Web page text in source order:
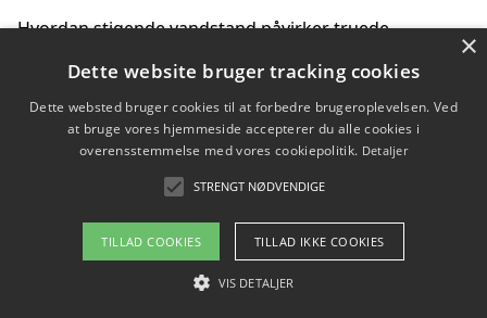
Hvordan stigende vandstand påvirker truede
Sådan vælger du de bedste vandrerygsække til
vandreture i Danmark
Copyright 2026 - Pilanto Aps
Om / kontakt
×
Dette website bruger tracking cookies
Dette websted bruger cookies til at forbedre brugeroplevelsen. Ved
at bruge vores hjemmeside accepterer du alle cookies i
overensstemmelse med vores cookiepolitik. Detaljer
STRENGT NØDVENDIGE
TILLAD COOKIES TILLAD IKKE COOKIES
VIS DETALJER